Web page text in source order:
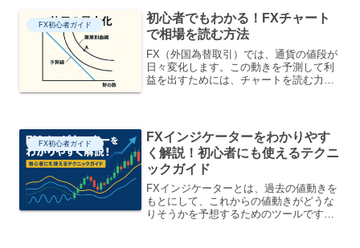
です。これは少ない資...
FX初心者ガイド
初心者でもわかる！FXチャート
で相場を読む方法
FX（外国為替取引）では、通貨の値段が
日々変化します。この動きを予測して利
益を出すためには、チャートを読む力が
す。このガイドでは、FX...
FX初心者ガイド
FXインジケーターをわかりやす
く解説！初心者にも使えるテクニ
ックガイド
FXインジケーターとは、過去の値動きを
もとにして、これからの値動きがどうな
りそうかを予想するためのツールです。